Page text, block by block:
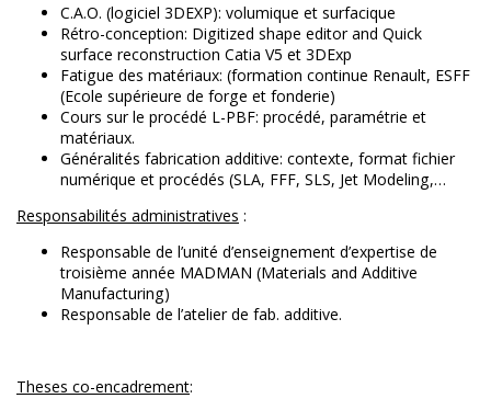
C.A.O. (logiciel 3DEXP): volumique et surfacique
Rétro-conception: Digitized shape editor and Quick
surface reconstruction Catia V5 et 3DExp
Fatigue des matériaux: (formation continue Renault, ESFF
(Ecole supérieure de forge et fonderie)
Cours sur le procédé L-PBF: procédé, paramétrie et
matériaux.
Généralités fabrication additive: contexte, format fichier
numérique et procédés (SLA, FFF, SLS, Jet Modeling,…
Responsabilités administratives :
Responsable de l’unité d’enseignement d’expertise de
troisième année MADMAN (Materials and Additive
Manufacturing)
Responsable de l’atelier de fab. additive.
Theses co-encadrement: